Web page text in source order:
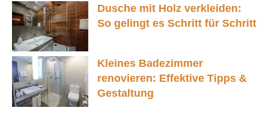
Dusche mit Holz verkleiden:
So gelingt es Schritt für Schritt
Kleines Badezimmer
renovieren: Effektive Tipps &
Gestaltung